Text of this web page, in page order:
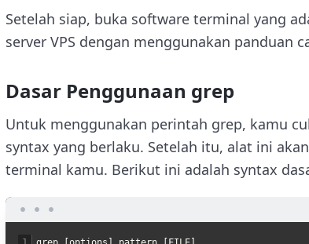
Setelah siap, buka software terminal yang
server VPS dengan menggunakan panduan
Dasar Penggunaan grep
Untuk menggunakan perintah grep, kamu
syntax yang berlaku. Setelah itu, alat ini
terminal kamu. Berikut ini adalah syntax